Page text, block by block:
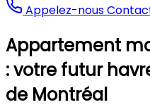
Appelez-nous
Appartement
: votre futur
de Montréal